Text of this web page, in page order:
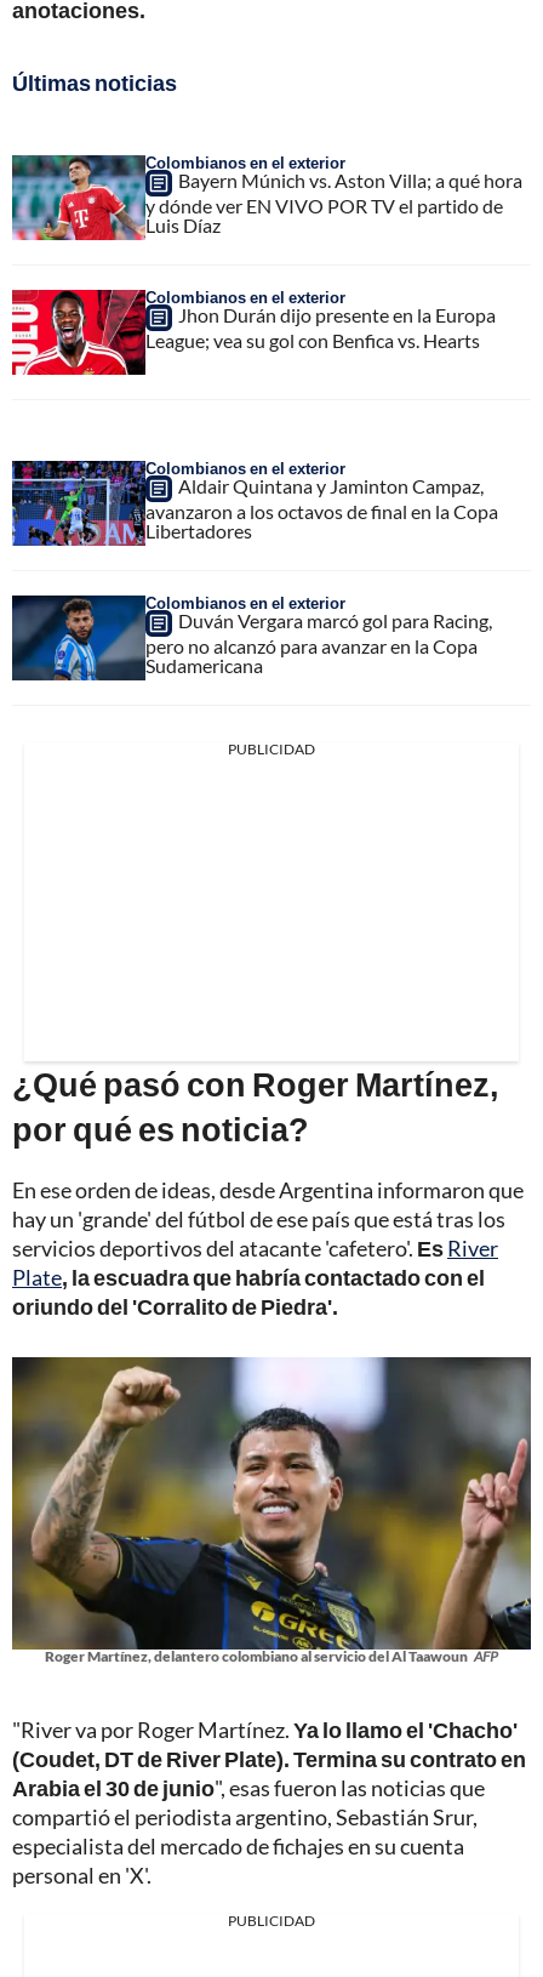
anotaciones.
Últimas noticias
Colombianos en el exterior
Bayern Múnich vs. Aston Villa; a qué hora
y dónde ver EN VIVO POR TV el partido de
Luis Díaz
Colombianos en el exterior
Jhon Durán dijo presente en la Europa
League; vea su gol con Benfica vs. Hearts
Colombianos en el exterior
Aldair Quintana y Jaminton Campaz,
avanzaron a los octavos de final en la Copa
Libertadores
Colombianos en el exterior
Duván Vergara marcó gol para Racing,
pero no alcanzó para avanzar en la Copa
Sudamericana
PUBLICIDAD
¿Qué pasó con Roger Martínez,
por qué es noticia?
En ese orden de ideas, desde Argentina informaron que
hay un 'grande' del fútbol de ese país que está tras los
servicios deportivos del atacante 'cafetero'. EsRiver
Plate, la escuadra que habría contactado con el
oriundo del 'Corralito de Piedra'.
Roger Martínez, delantero colombiano al servicio del Al Taawoun AFP
"River va por Roger Martínez.Ya lo llamo el 'Chacho'
(Coudet, DT de River Plate). Termina su contrato en
Arabia el 30 de junio", esas fueron las noticias que
compartió el periodista argentino, Sebastián Srur,
especialista del mercado de fichajes en su cuenta
personal en 'X'.
PUBLICIDAD